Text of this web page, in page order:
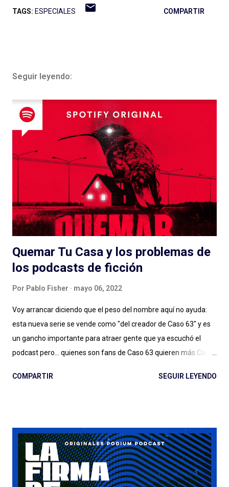
TAGS: ESPECIALES COMPARTIR
Seguir leyendo:
Quemar Tu Casa y los problemas de
los podcasts de ficción
Por Pablo Fisher mayo 06, 2022
Voy arrancar diciendo que el peso del nombre aquí no ayuda:
esta nueva serie se vende como "del creador de Caso 63" y es
un gancho importante para atraer gente que ya escuchó el
podcast pero... quienes son fans de Caso 63 quieren más Caso
ese lugar en el que vamos a seguir a creadores de podcasts de
tener o no éxito con las audiencias (después debatamos qué es
el éxito para un podcast de ficción) a pesar de/gracias a los
esfuerzos de Spotify: el lanzamiento, la presencia en la
aplicación, la muy atractiva portada, el genial título pueden ser
COMPARTIR SEGUIR LEYENDO